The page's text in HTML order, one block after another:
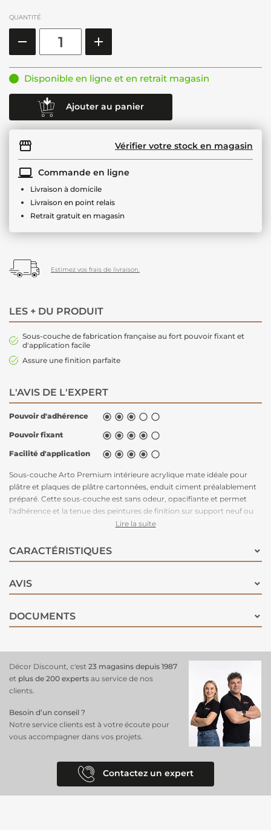
QUANTITÉ
Disponible en ligne et en retrait magasin
Ajouter au panier
Vérifier votre stock en magasin
Commande en ligne
Livraison à domicile
Livraison en point relais
Retrait gratuit en magasin
Estimez vos frais de livraison.
LES + DU PRODUIT
Sous-couche de fabrication française au fort pouvoir fixant et
d'application facile
Assure une finition parfaite
L'AVIS DE L'EXPERT
Pouvoir d'adhérence     
Pouvoir fixant     
Facilité d'application     
Sous-couche Arto Premium intérieure acrylique mate idéale pour
plâtre et plaques de plâtre cartonnées, enduit ciment préalablement
préparé. Cette sous-couche est sans odeur, opacifiante et permet
l'adhérence et la tenue des peintures de finition sur support neuf ou
ancien. La sous-couche Arto Premium est l'achat malin à saisir pour
au toucher en 1 heure et recouvrable entre 4 et 6 heures. Possibilité de
dilution à l'eau jusqu'à 5% si nécessaire.
Lire la suite
CARACTÉRISTIQUES
AVIS
DOCUMENTS
Décor Discount, c'est 23 magasins depuis 1987
et plus de 200 experts au service de nos
clients.
Besoin d’un conseil ?
Notre service clients est à votre écoute pour
vous accompagner dans vos projets.
Contactez un expert